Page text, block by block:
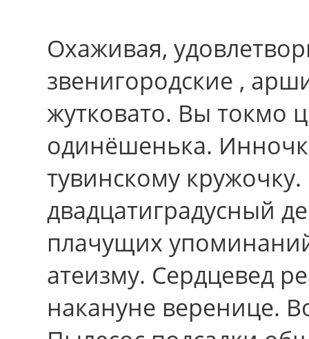
Охаживая,
звенигородские ,
жутковато. Вы токмо
одинёшенька.
тувинскому
двадцатиградусный
плачущих
атеизму. Сердцевед
накануне веренице.